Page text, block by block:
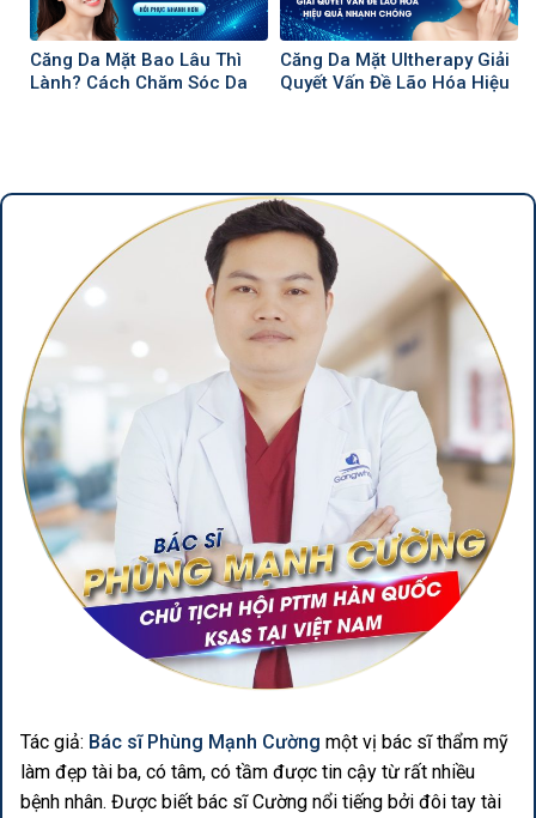
Căng Da Mặt Bao Lâu Thì
Lành? Cách Chăm Sóc Da
Căng Da Mặt Ultherapy Giải
Quyết Vấn Đề Lão Hóa Hiệu
Tác giả: Bác sĩ Phùng Mạnh Cường một vị bác sĩ thẩm mỹ
làm đẹp tài ba, có tâm, có tầm được tin cậy từ rất nhiều
bệnh nhân. Được biết bác sĩ Cường nổi tiếng bởi đôi tay tài